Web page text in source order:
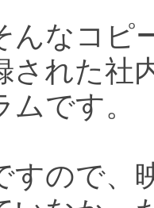
んなコピ
された社
ムです。
すので、